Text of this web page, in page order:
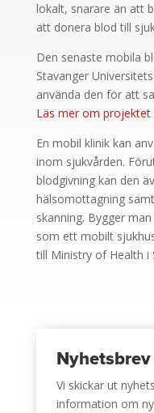
lokalt, snarare än att
att donera blod till
Den senaste mobila
Stavanger
använda den för att
Läs mer om projektet
En mobil klinik kan
inom sjukvården.
blodgivning kan den
hälsomottagning
skanning. Bygger
som ett mobilt
till Ministry of Health i
Nyhetsbrev
Vi skickar ut
information om